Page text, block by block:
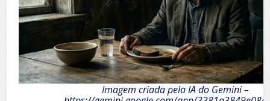
Imagem criada pela IA do Gemini –